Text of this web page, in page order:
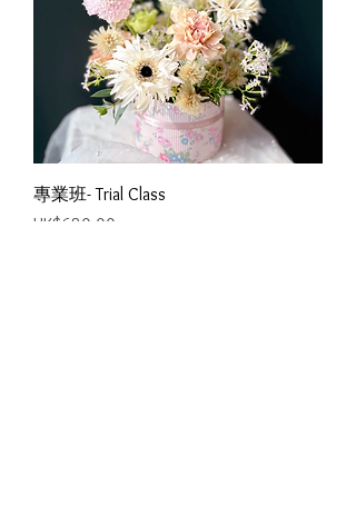
專業班- Trial Class
價格
HK$680.00